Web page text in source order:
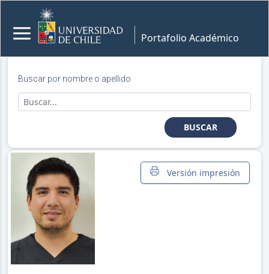
Portafolio Académico
Buscar por nombre o apellido
BUSCAR
Versión impresión